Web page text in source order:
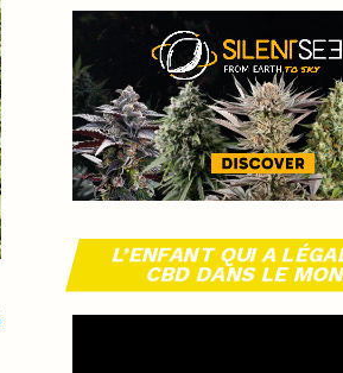
L’ENFANT QUI A
CBD DANS LE